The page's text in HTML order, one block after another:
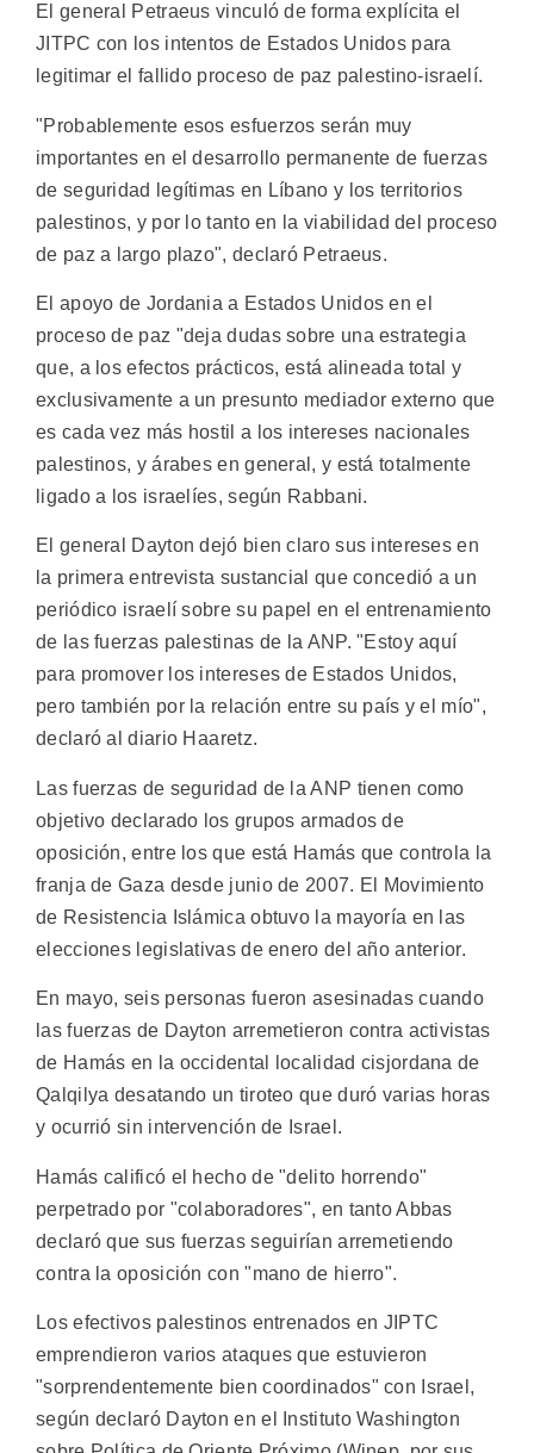
El general Petraeus vinculó de forma explícita el
JITPC con los intentos de Estados Unidos para
legitimar el fallido proceso de paz palestino-israelí.
"Probablemente esos esfuerzos serán muy
importantes en el desarrollo permanente de fuerzas
de seguridad legítimas en Líbano y los territorios
palestinos, y por lo tanto en la viabilidad del proceso
de paz a largo plazo", declaró Petraeus.
El apoyo de Jordania a Estados Unidos en el
proceso de paz "deja dudas sobre una estrategia
que, a los efectos prácticos, está alineada total y
exclusivamente a un presunto mediador externo que
es cada vez más hostil a los intereses nacionales
palestinos, y árabes en general, y está totalmente
ligado a los israelíes, según Rabbani.
El general Dayton dejó bien claro sus intereses en
la primera entrevista sustancial que concedió a un
periódico israelí sobre su papel en el entrenamiento
de las fuerzas palestinas de la ANP. "Estoy aquí
para promover los intereses de Estados Unidos,
pero también por la relación entre su país y el mío",
declaró al diario Haaretz.
Las fuerzas de seguridad de la ANP tienen como
objetivo declarado los grupos armados de
oposición, entre los que está Hamás que controla la
franja de Gaza desde junio de 2007. El Movimiento
de Resistencia Islámica obtuvo la mayoría en las
elecciones legislativas de enero del año anterior.
En mayo, seis personas fueron asesinadas cuando
las fuerzas de Dayton arremetieron contra activistas
de Hamás en la occidental localidad cisjordana de
Qalqilya desatando un tiroteo que duró varias horas
y ocurrió sin intervención de Israel.
Hamás calificó el hecho de "delito horrendo"
perpetrado por "colaboradores", en tanto Abbas
declaró que sus fuerzas seguirían arremetiendo
contra la oposición con "mano de hierro".
Los efectivos palestinos entrenados en JIPTC
emprendieron varios ataques que estuvieron
"sorprendentemente bien coordinados" con Israel,
según declaró Dayton en el Instituto Washington